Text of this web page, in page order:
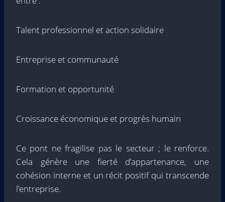
Talent professionnel et action solidaire
Entreprise et communauté
Formation et opportunité
Croissance économique et progrès humain
Ce pont ne fragilise pas le secteur ; le renforce.
Cela génère une fierté d’appartenance, une
cohésion interne et un récit positif qui transcende
l’entreprise.